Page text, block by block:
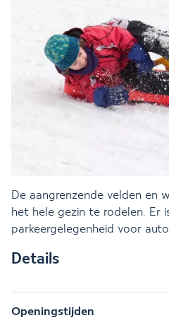
De aangrenzende velden en
het hele gezin te rodelen. Er
parkeergelegenheid voor
Details
Openingstijden